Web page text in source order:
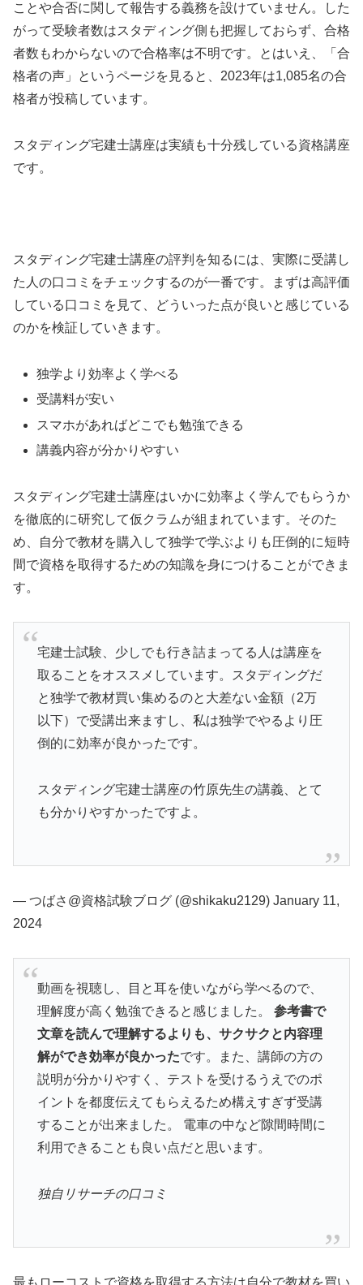
ことや合否に関して報告する義務を設けていません。した
がって受験者数はスタディング側も把握しておらず、合格
者数もわからないので合格率は不明です。とはいえ、「合
格者の声」というページを見ると、2023年は1,085名の合
格者が投稿しています。
スタディング宅建士講座は実績も十分残している資格講座
です。
スタディング宅建士講座の評判を知るには、実際に受講し
た人の口コミをチェックするのが一番です。まずは高評価
している口コミを見て、どういった点が良いと感じている
のかを検証していきます。
独学より効率よく学べる
受講料が安い
スマホがあればどこでも勉強できる
講義内容が分かりやすい
スタディング宅建士講座はいかに効率よく学んでもらうか
を徹底的に研究して仮クラムが組まれています。そのた
め、自分で教材を購入して独学で学ぶよりも圧倒的に短時
間で資格を取得するための知識を身につけることができま
す。
宅建士試験、少しでも行き詰まってる人は講座を
取ることをオススメしています。スタディングだ
と独学で教材買い集めるのと大差ない金額（2万
以下）で受講出来ますし、私は独学でやるより圧
倒的に効率が良かったです。
スタディング宅建士講座の竹原先生の講義、とて
も分かりやすかったですよ。
— つばさ@資格試験ブログ (@shikaku2129) January 11,
2024
動画を視聴し、目と耳を使いながら学べるので、
理解度が高く勉強できると感じました。 参考書で
文章を読んで理解するよりも、サクサクと内容理
解ができ効率が良かったです。また、講師の方の
説明が分かりやすく、テストを受けるうえでのポ
イントを都度伝えてもらえるため構えすぎず受講
することが出来ました。 電車の中など隙間時間に
利用できることも良い点だと思います。
独自リサーチの口コミ
最もローコストで資格を取得する方法は自分で教材を買い